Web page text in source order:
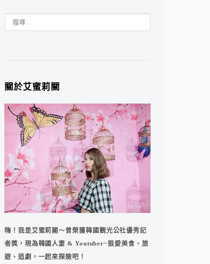
關於艾蜜莉關
嗨！我是艾蜜莉關～曾榮獲韓國觀光公社優秀記
者獎，現為韓國人妻 & Youtuber~狠愛美食、旅
遊、追劇，一起來探險吧！